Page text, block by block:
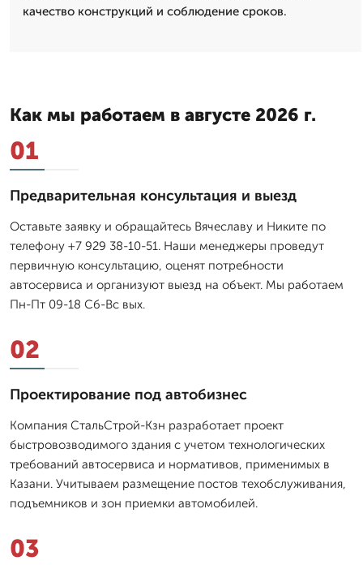
качество конструкций и соблюдение сроков.
Как мы работаем в августе 2026 г.
01
Предварительная консультация и выезд
Оставьте заявку и обращайтесь Вячеславу и Никите по
телефону +7 929 38-10-51. Наши менеджеры проведут
первичную консультацию, оценят потребности
автосервиса и организуют выезд на объект. Мы работаем
Пн-Пт 09-18 Сб-Вс вых.
02
Проектирование под автобизнес
Компания СтальСтрой-Кзн разработает проект
быстровозводимого здания с учетом технологических
требований автосервиса и нормативов, применимых в
Казани. Учитываем размещение постов техобслуживания,
подъемников и зон приемки автомобилей.
03